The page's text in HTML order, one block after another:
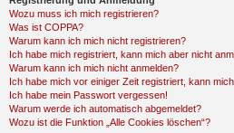
Wozu muss ich mich registrieren?
Was ist COPPA?
Warum kann ich mich nicht registrieren?
Ich habe mich registriert, kann mich aber nicht
Warum kann ich mich nicht anmelden?
Ich habe mich vor einiger Zeit registriert, kann
Ich habe mein Passwort vergessen!
Warum werde ich automatisch abgemeldet?
Wozu ist die Funktion „Alle Cookies löschen“?